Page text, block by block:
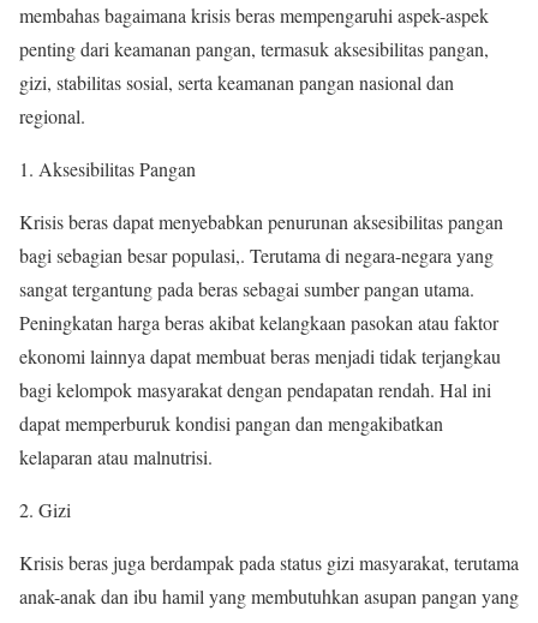
membahas bagaimana krisis beras mempengaruhi aspek-aspek
penting dari keamanan pangan, termasuk aksesibilitas pangan,
gizi, stabilitas sosial, serta keamanan pangan nasional dan
regional.
1. Aksesibilitas Pangan
Krisis beras dapat menyebabkan penurunan aksesibilitas pangan
bagi sebagian besar populasi,. Terutama di negara-negara yang
sangat tergantung pada beras sebagai sumber pangan utama.
Peningkatan harga beras akibat kelangkaan pasokan atau faktor
ekonomi lainnya dapat membuat beras menjadi tidak terjangkau
bagi kelompok masyarakat dengan pendapatan rendah. Hal ini
dapat memperburuk kondisi pangan dan mengakibatkan
kelaparan atau malnutrisi.
2. Gizi
Krisis beras juga berdampak pada status gizi masyarakat, terutama
anak-anak dan ibu hamil yang membutuhkan asupan pangan yang